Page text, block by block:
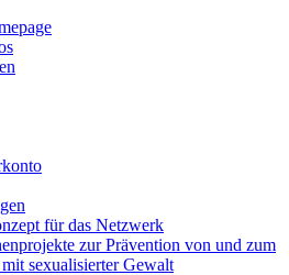
für das Netzwerk
zur Prävention von und zum
sexualisierter Gewalt